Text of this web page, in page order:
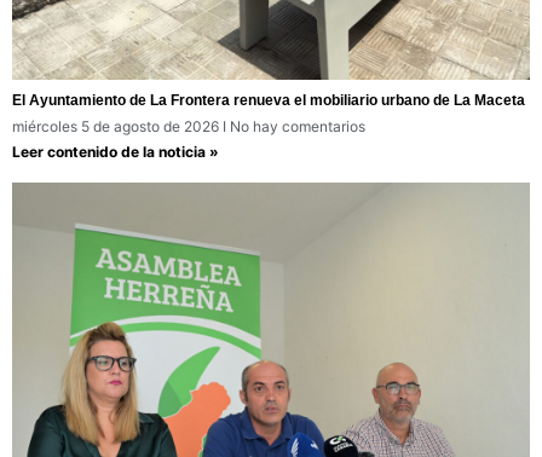
El Ayuntamiento de La Frontera renueva el mobiliario urbano de La Maceta
miércoles 5 de agosto de 2026
No hay comentarios
Leer contenido de la noticia »